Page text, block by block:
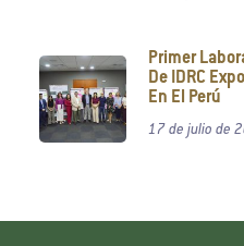
Primer
De IDRC
En El Perú
17 de julio de